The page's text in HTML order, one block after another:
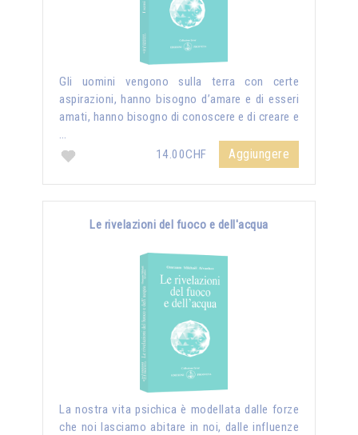
Gli uomini vengono sulla terra con certe
aspirazioni, hanno bisogno d’amare e di esseri
amati, hanno bisogno di conoscere e di creare e
…
14.00CHF
Aggiungere
Le rivelazioni del fuoco e dell'acqua
La nostra vita psichica è modellata dalle forze
che noi lasciamo abitare in noi, dalle influenze